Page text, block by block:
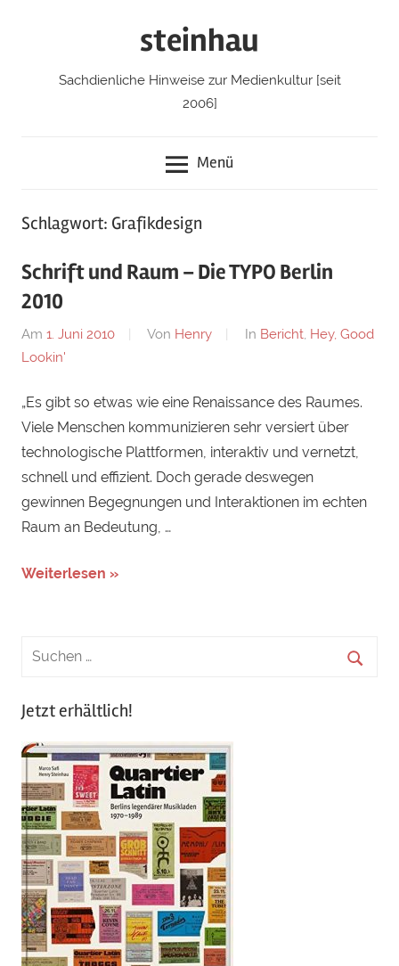
steinhau
Sachdienliche Hinweise zur Medienkultur [seit
2006]
Menü
Schlagwort: Grafikdesign
Schrift und Raum – Die TYPO Berlin
2010
Am 1. Juni 2010 Von Henry In Bericht, Hey, Good
Lookin'
„Es gibt so etwas wie eine Renaissance des Raumes.
Viele Menschen kommunizieren sehr versiert über
technologische Plattformen, interaktiv und vernetzt,
schnell und effizient. Doch gerade deswegen
gewinnen Begegnungen und Interaktionen im echten
Raum an Bedeutung, …
Weiterlesen »
Jetzt erhältlich!